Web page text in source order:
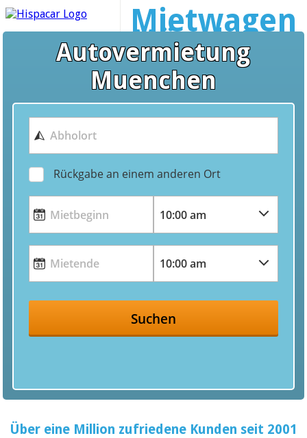
Mietwagen
München
Autovermietung
Muenchen
Rückgabe an einem anderen Ort
Suchen
Über eine Million zufriedene Kunden seit 2001